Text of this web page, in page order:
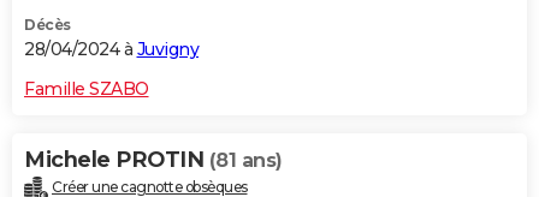
Décès
28/04/2024 à Juvigny
Famille SZABO
Michele PROTIN (81 ans)
Créer une cagnotte obsèques